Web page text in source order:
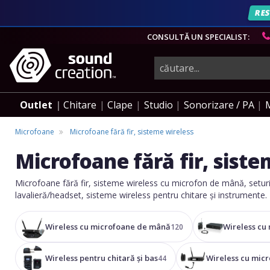
CONSULTĂ UN SPECIALIST:
instrumente
muzicale,
echipamente
pro-
audio
Outlet Chitare Clape Studio Sonorizare / PA
Microfoane Microfoane fără fir, sisteme wireless
Microfoane fără fir,
Microfoane fără fir, sisteme wireless cu microfon de mână,
lavalieră/headset, sisteme wireless pentru chitare și instrumente.
Wireless cu microfoane de mână120 Wireless
Wireless pentru chitară și bas44 Wireless cu